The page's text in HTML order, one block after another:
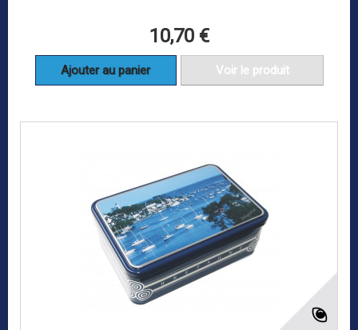
10,70 €
Ajouter au panier Voir le produit